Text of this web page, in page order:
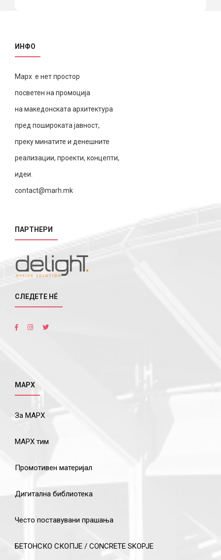
ИНФО
Марх е нет простор
посветен на промоција
на македонската архитектура
пред пошироката јавност,
преку минатите и денешните
реализации, проекти, концепти,
идеи.
contact@marh.mk
ПАРТНЕРИ
СЛЕДЕТЕ НÉ
МАРХ
За МАРХ
МАРХ тим
Промотивен материјал
Дигитална библиотека
Често поставувани прашања
БЕТОНСКО СКОПЈЕ / CONCRETE SKOPJE